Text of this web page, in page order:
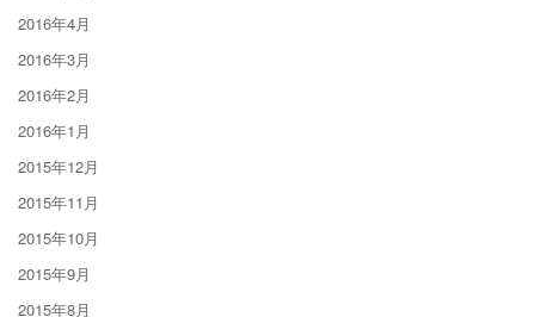
2016年4月
2016年3月
2016年2月
2016年1月
2015年12月
2015年11月
2015年10月
2015年9月
2015年8月